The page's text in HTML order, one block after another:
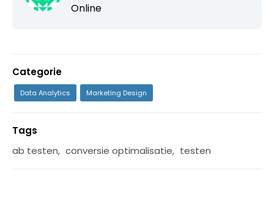
Online
Categorie
Data Analytics Marketing Design
Tags
ab testen, conversie optimalisatie, testen